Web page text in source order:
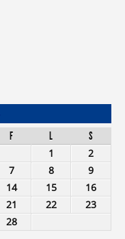
F L
S
1
2
7 8
9
14 15
16
21 22
23
28